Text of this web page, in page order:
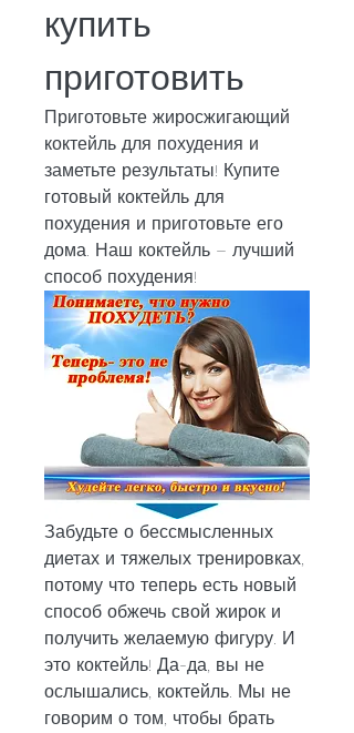
купить
приготовить
Приготовьте жиросжигающий
коктейль для похудения и
заметьте результаты! Купите
готовый коктейль для
похудения и приготовьте его
дома. Наш коктейль – лучший
способ похудения!
Забудьте о бессмысленных
диетах и тяжелых тренировках,
потому что теперь есть новый
способ обжечь свой жирок и
получить желаемую фигуру. И
это коктейль! Да-да, вы не
ослышались, коктейль. Мы не
говорим о том, чтобы брать